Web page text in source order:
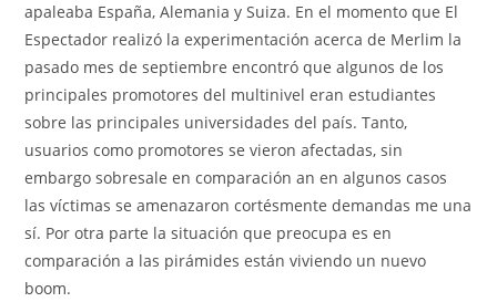
apaleaba España, Alemania y Suiza. En el momento que El
Espectador realizó la experimentación acerca de Merlim la
pasado mes de septiembre encontró que algunos de los
principales promotores del multinivel eran estudiantes
sobre las principales universidades del país. Tanto,
usuarios como promotores se vieron afectadas, sin
embargo sobresale en comparación an en algunos casos
las víctimas se amenazaron cortésmente demandas me una
sí. Por otra parte la situación que preocupa es en
comparación a las pirámides están viviendo un nuevo
boom.